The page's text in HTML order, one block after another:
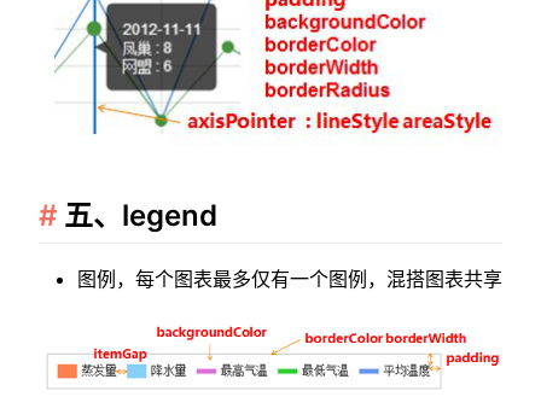
五、legend
图例，每个图表最多仅有一个图例，混搭图表共享